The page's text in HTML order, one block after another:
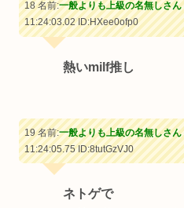
18 名前:一般よりも上級の名無しさん
11:24:03.02ID:HXee0ofp0
熱いmilf推し
19 名前:一般よりも上級の名無しさん
11:24:05.75ID:8tutGzVJ0
ネトゲで